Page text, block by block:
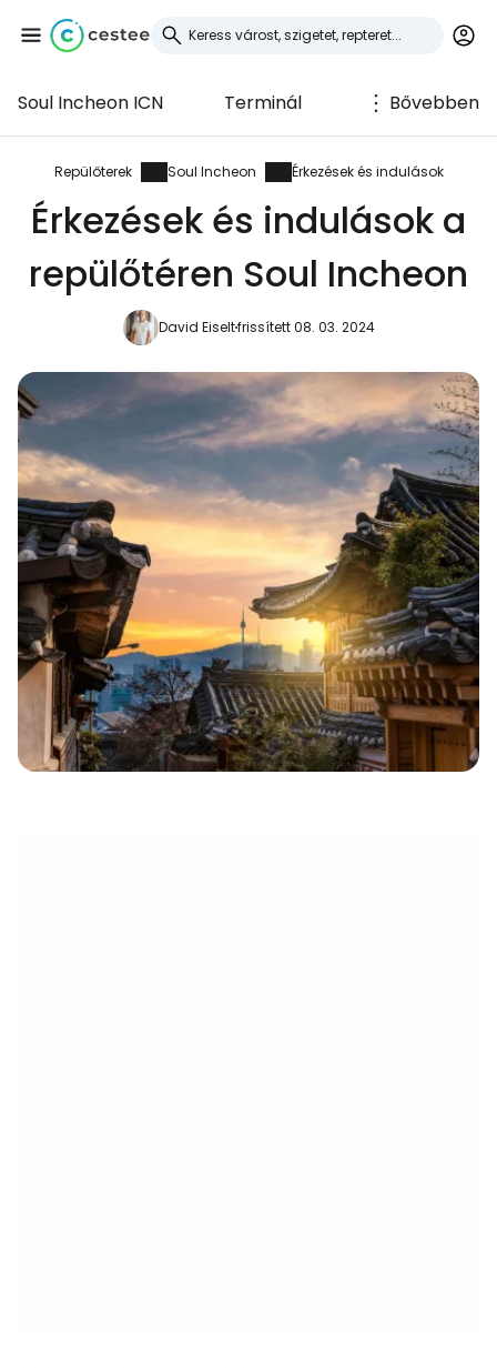
Soul Incheon ICN Terminál Bővebben
Repülőterek Soul Incheon Érkezések és indulások
Érkezések és indulások a
repülőtéren Soul Incheon
David Eiseltfrissített 08. 03. 2024
Bejelentkezés a
Cestee-be
... az utazási közösség világszerte
Folytatás a Facebookkal
Folytassa e-mailben